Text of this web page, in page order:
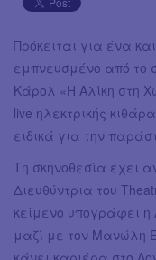
Πρόκειται για ένα
εμπνευσμένο από το
Κάρολ «Η Αλίκη στη
live ηλεκτρικής
ειδικά για την
Τη σκηνοθεσία έχει
Διευθύντρια του
κείμενο υπογράφει η
μαζί με τον Μανώλη